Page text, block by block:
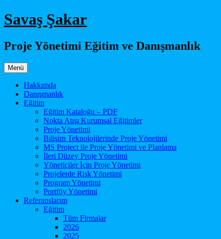
İçeriğe
atla
Savaş Şakar
Proje Yönetimi Eğitim ve Danışmanlık
Menü
Hakkımda
Danışmanlık
Eğitim
Eğitim Kataloğu – PDF
Nokta Atışı Kurumsal Eğitimler
Proje Yönetimi
Bilişim Teknolojilerinde Proje Yönetimi
MS Project ile Proje Yönetimi ve Planlama
İleri Düzey Proje Yönetimi
Yöneticiler İçin Proje Yönetimi
Projelerde Risk Yönetimi
Program Yönetimi
Portföy Yönetimi
Referanslarım
Eğitim
Tüm Firmalar
2026
2025